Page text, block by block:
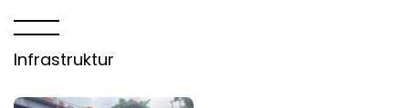
Infrastruktur